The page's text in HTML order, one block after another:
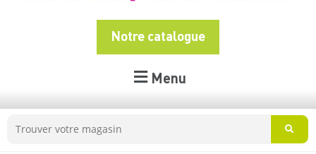
Menu
Notre catalogue